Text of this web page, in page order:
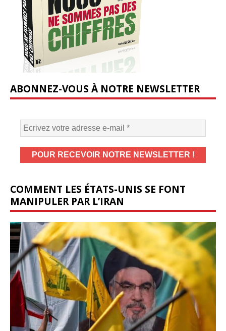
ABONNEZ-VOUS À NOTRE NEWSLETTER
COMMENT LES ÉTATS-UNIS SE FONT
MANIPULER PAR L’IRAN